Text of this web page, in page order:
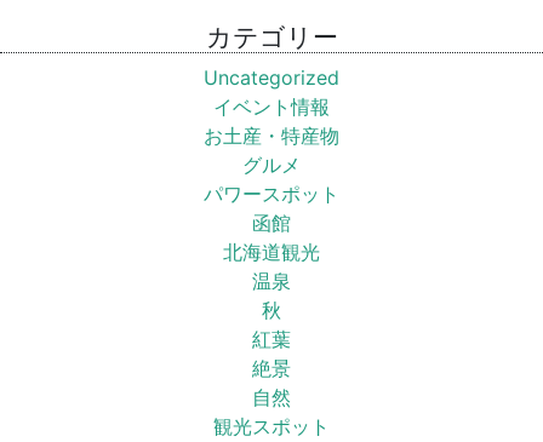
カテゴリー
Uncategorized
イベント情報
お土産・特産物
グルメ
パワースポット
函館
北海道観光
温泉
秋
紅葉
絶景
自然
観光スポット